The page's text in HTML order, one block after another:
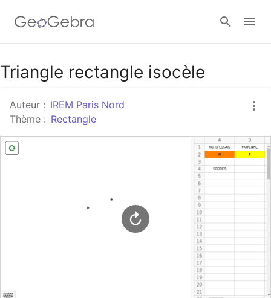
Google Classroom
Classe GeoGebra
Triangle rectangle isocèle
Auteur : IREM Paris Nord
Thème : Rectangle